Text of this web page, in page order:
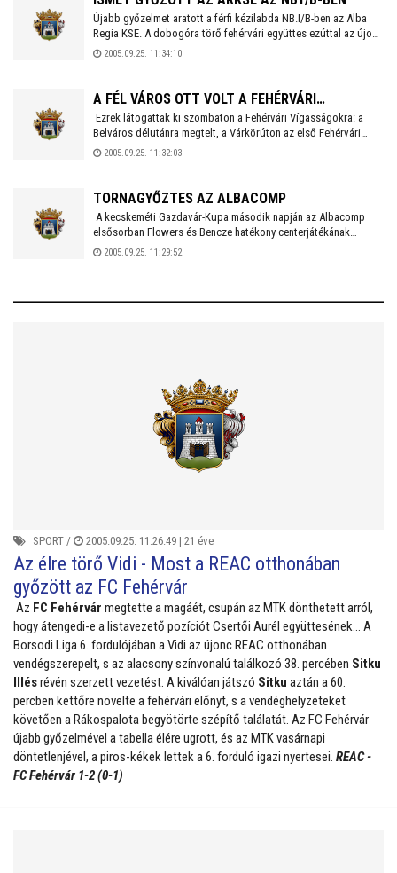
vízmérőhelyeket. Ha ezt nem biztosítják, az előző időszak
átlagfogyasztását tudják figyelembe venni.
Újabb győzelmet aratott a férfi kézilabda NB.I/B-ben az Alba
Regia KSE. A dobogóra törő fehérvári együttes ezúttal az újonc
Harkány ellen diadalmaskodott a Köfém csarnokban 35-24-re.
jegyző Miss Zoltán valamint Molnár Csaba is. ARKSE - Harkány
2005.09.25. 11:34:10
A FÉL VÁROS OTT VOLT A FEHÉRVÁRI
VÍGASSÁGOKON
Ezrek látogattak ki szombaton a Fehérvári Vígasságokra: a
Belváros délutánra megtelt, a Várkörúton az első Fehérvári
Lecsófesztiválon több mint 50 bográcsban rotyott a lecsó, a
ideje annyi ember, nem volt városi programokon, mint
szombaton. A Városház téren már reggel korán alágyújtottak az
ökörnek, a színpadon Vikidál Gyula, Szűcs Judith, Payer öcsi,
LL Junior volt látható az estét pedig a Fanta Group utcabálja
zárta. A jól sikerült rendezvényen a város elöljárói is ott voltak
2005.09.25. 11:32:03
TORNAGYŐZTES AZ ALBACOMP
A kecskeméti Gazdavár-Kupa második napján az Albacomp
elsősorban Flowers és Bencze hatékony centerjátékának
köszönhetően magabiztosan legyőzte a Szolnoki Olaj csapatát,
2005.09.25. 11:29:52
SPORT / 2005.09.25. 11:26:49 | 21 éve
Az élre törő Vidi - Most a REAC otthonában
győzött az FC Fehérvár
Az FC Fehérvár megtette a magáét, csupán az MTK dönthetett arról,
hogy átengedi-e a listavezető pozíciót Csertői Aurél együttesének… A
Borsodi Liga 6. fordulójában a Vidi az újonc REAC otthonában
vendégszerepelt, s az alacsony színvonalú találkozó 38. percében Sitku
Illésrévén szerzett vezetést. A kiválóan játszó Sitku aztán a 60.
percben kettőre növelte a fehérvári előnyt, s a vendéghelyzeteket
követően a Rákospalota begyötörte szépítő találatát. Az FC Fehérvár
újabb győzelmével a tabella élére ugrott, és az MTK vasárnapi
döntetlenjével, a piros-kékek lettek a 6. forduló igazi nyertesei. REAC -
FC Fehérvár 1-2 (0-1)